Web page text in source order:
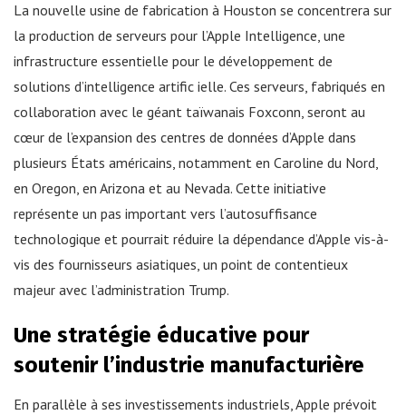
La nouvelle usine de fabrication à Houston se concentrera sur
la production de serveurs pour l’Apple Intelligence, une
infrastructure essentielle pour le développement de
solutions d’intelligence artific ielle. Ces serveurs, fabriqués en
collaboration avec le géant taïwanais Foxconn, seront au
cœur de l’expansion des centres de données d’Apple dans
plusieurs États américains, notamment en Caroline du Nord,
en Oregon, en Arizona et au Nevada. Cette initiative
représente un pas important vers l’autosuffisance
technologique et pourrait réduire la dépendance d’Apple vis-à-
vis des fournisseurs asiatiques, un point de contentieux
majeur avec l’administration Trump.
Une stratégie éducative pour
soutenir l’industrie manufacturière
En parallèle à ses investissements industriels, Apple prévoit